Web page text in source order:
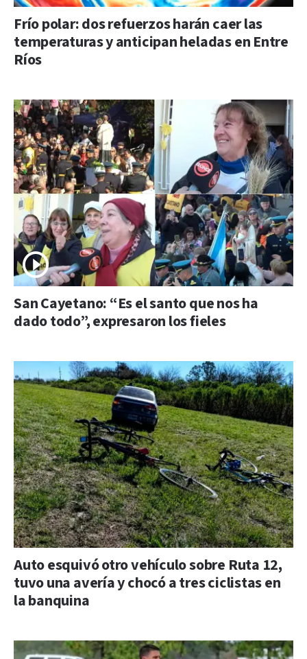
Frío polar: dos refuerzos harán caer las
temperaturas y anticipan heladas en Entre
Ríos
San Cayetano: “Es el santo que nos ha
dado todo”, expresaron los fieles
Auto esquivó otro vehículo sobre Ruta 12,
tuvo una avería y chocó a tres ciclistas en
la banquina